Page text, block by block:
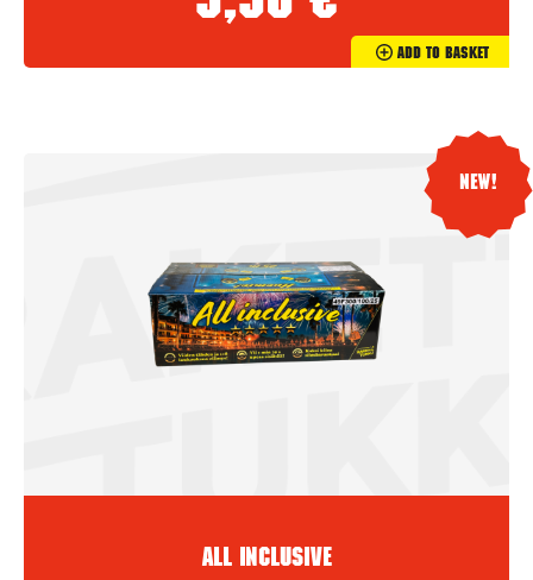
Add To Basket
New!
All inclusive